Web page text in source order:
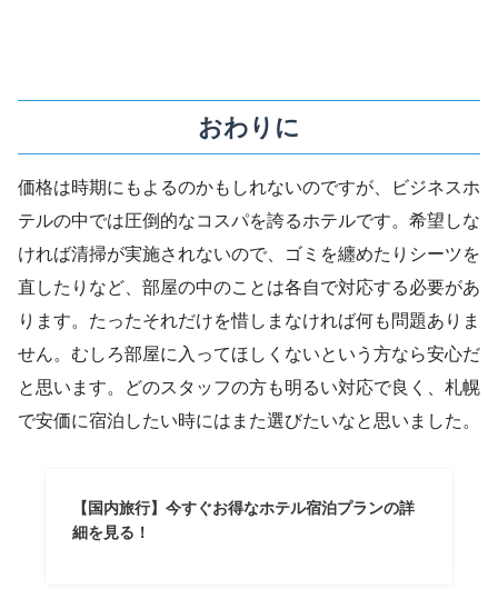
おわりに
価格は時期にもよるのかもしれないのですが、ビジネスホ
テルの中では圧倒的なコスパを誇るホテルです。希望しな
ければ清掃が実施されないので、ゴミを纏めたりシーツを
直したりなど、部屋の中のことは各自で対応する必要があ
ります。たったそれだけを惜しまなければ何も問題ありま
せん。むしろ部屋に入ってほしくないという方なら安心だ
と思います。どのスタッフの方も明るい対応で良く、札幌
で安価に宿泊したい時にはまた選びたいなと思いました。
【国内旅行】今すぐお得なホテル宿泊プランの詳
細を見る！